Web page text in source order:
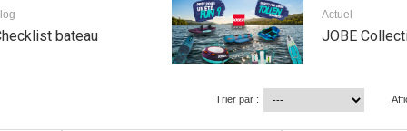
bateau
Actuel
JOBE
Trier par :